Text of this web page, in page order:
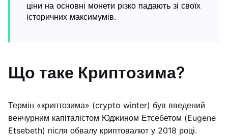
ціни на основні монети різко падають зі своїх
історичних максимумів.
Що таке Криптозима?
Термін «криптозима» (crypto winter) був введений
венчурним капіталістом Юджином Етсебетом (Eugene
Etsebeth) після обвалу криптовалют у 2018 році.